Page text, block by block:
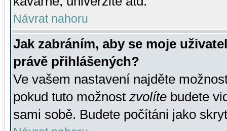
Návrat nahoru
Jak zabráním, aby se moje
právě přihlášených?
Ve vašem nastavení najděte
pokud tuto možnost zvolíte budete
sami sobě. Budete počítáni jako